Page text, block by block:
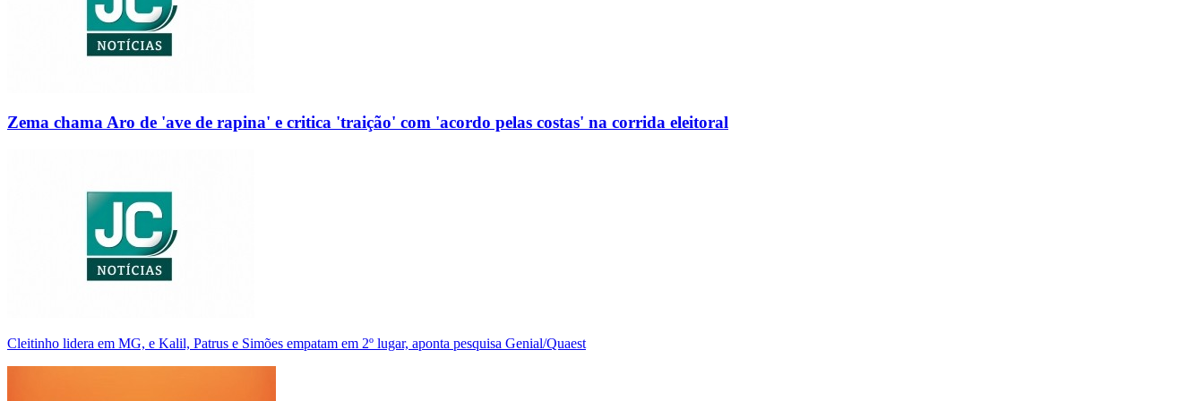
Zema chama Aro de 'ave de rapina' e critica 'traição' com 'acordo pelas costas' na corrida eleitoral
Cleitinho lidera em MG, e Kalil, Patrus e Simões empatam em 2º lugar, aponta pesquisa Genial/Quaest